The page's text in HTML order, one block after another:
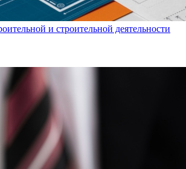
и строительной деятельности